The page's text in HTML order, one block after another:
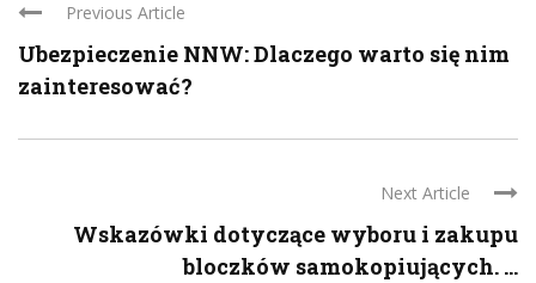
Previous Article
Ubezpieczenie NNW: Dlaczego warto się nim
zainteresować?
Next Article
Wskazówki dotyczące wyboru i zakupu
bloczków samokopiujących. ...